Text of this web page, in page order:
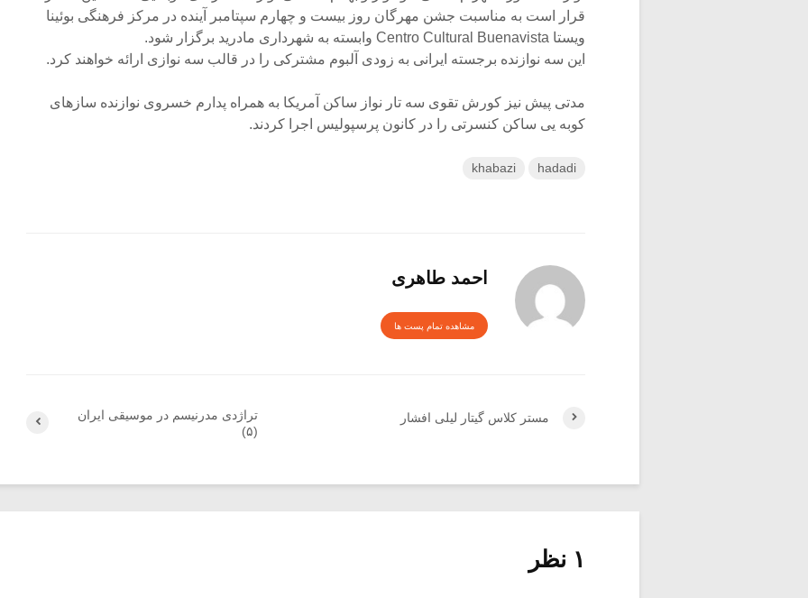
قرار است به مناسبت جشن مهرگان روز بیست و چهارم سپتامبر آینده در مرکز فرهنگی بوئینا
ویستا Centro Cultural Buenavista وابسته به شهرداری مادرید برگزار شود.
این سه نوازنده برجسته ایرانی به زودی آلبوم مشترکی را در قالب سه نوازی ارائه خواهند کرد.
مدتی پیش نیز کورش تقوی سه تار نواز ساکن آمریکا به همراه پدارم خسروی نوازنده سازهای
کوبه یی ساکن کنسرتی را در کانون پرسپولیس اجرا کردند.
hadadi
khabazi
احمد طاهری
مشاهده تمام پست ها
تراژدی مدرنیسم در موسیقی ایران
(۵)
مستر کلاس گیتار لیلی افشار
۱ نظر